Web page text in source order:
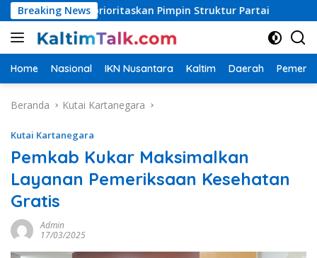
Langsung
ke
konten
Breaking News
Diprioritaskan Pimpin Struktur Partai Bupati PPU
Home Nasional IKN Nusantara Kaltim Daerah
Beranda Kutai Kartanegara
Kutai Kartanegara
Pemkab Kukar Maksimalkan
Layanan Pemeriksaan Kesehatan
Gratis
Admin
17/03/2025